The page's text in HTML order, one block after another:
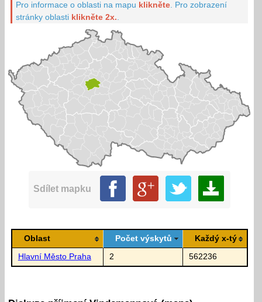
Pro informace o oblasti na mapu klikněte Pro zobrazení
stránky oblasti klikněte 2x.
Sdílet mapku
Oblast Počet výskytů Každý x-tý
Hlavní Město Praha 2 562236